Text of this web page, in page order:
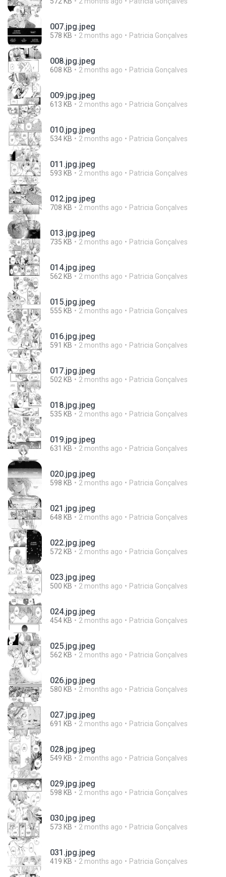
007.jpg.jpeg
578 KB 2 months ago Patricia Gonçalves
008.jpg.jpeg
608 KB 2 months ago Patricia Gonçalves
009.jpg.jpeg
613 KB 2 months ago Patricia Gonçalves
010.jpg.jpeg
534 KB 2 months ago Patricia Gonçalves
011.jpg.jpeg
593 KB 2 months ago Patricia Gonçalves
012.jpg.jpeg
708 KB 2 months ago Patricia Gonçalves
013.jpg.jpeg
735 KB 2 months ago Patricia Gonçalves
014.jpg.jpeg
562 KB 2 months ago Patricia Gonçalves
015.jpg.jpeg
555 KB 2 months ago Patricia Gonçalves
016.jpg.jpeg
591 KB 2 months ago Patricia Gonçalves
017.jpg.jpeg
502 KB 2 months ago Patricia Gonçalves
018.jpg.jpeg
535 KB 2 months ago Patricia Gonçalves
019.jpg.jpeg
631 KB 2 months ago Patricia Gonçalves
020.jpg.jpeg
598 KB 2 months ago Patricia Gonçalves
021.jpg.jpeg
648 KB 2 months ago Patricia Gonçalves
022.jpg.jpeg
572 KB 2 months ago Patricia Gonçalves
023.jpg.jpeg
500 KB 2 months ago Patricia Gonçalves
024.jpg.jpeg
454 KB 2 months ago Patricia Gonçalves
025.jpg.jpeg
562 KB 2 months ago Patricia Gonçalves
026.jpg.jpeg
580 KB 2 months ago Patricia Gonçalves
027.jpg.jpeg
691 KB 2 months ago Patricia Gonçalves
028.jpg.jpeg
549 KB 2 months ago Patricia Gonçalves
029.jpg.jpeg
598 KB 2 months ago Patricia Gonçalves
030.jpg.jpeg
573 KB 2 months ago Patricia Gonçalves
031.jpg.jpeg
419 KB 2 months ago Patricia Gonçalves